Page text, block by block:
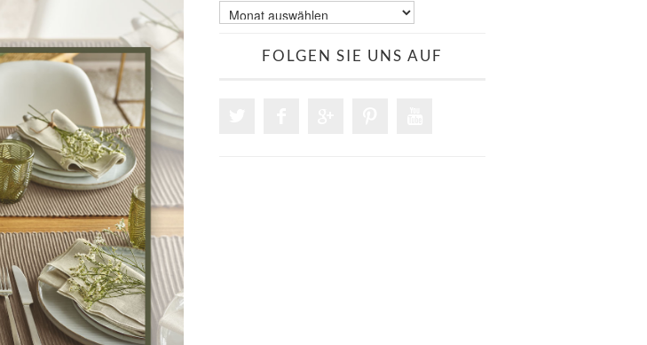
Archiv
älterer
FOLGEN SIE UNS AUF